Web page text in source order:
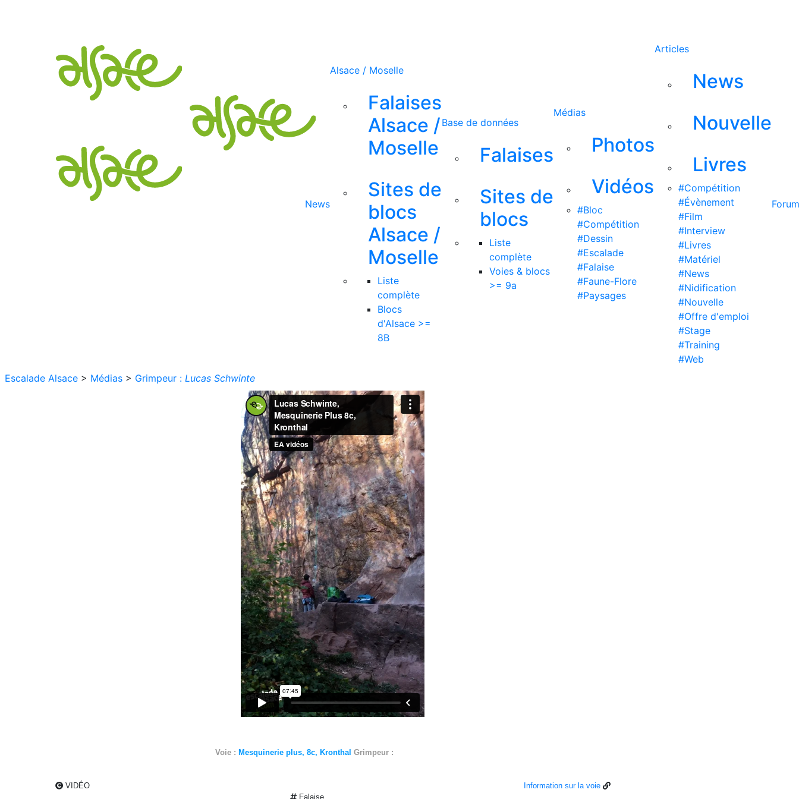
News
Alsace / Moselle
Falaises
Alsace /
Moselle
Sites de
blocs
Alsace /
Moselle
Liste
complète
Blocs
d'Alsace >=
8B
Base de données
Falaises
Sites de
blocs
Liste
complète
Voies & blocs
>= 9a
Médias
Photos
Vidéos
#Bloc
#Compétition
#Dessin
#Escalade
#Falaise
#Faune-Flore
#Paysages
Articles
News
Nouvelle
Livres
#Compétition
#Évènement
#Film
#Interview
#Livres
#Matériel
#News
#Nidification
#Nouvelle
#Offre d'emploi
#Stage
#Training
#Web
Forum
Escalade Alsace > Médias > Grimpeur : Lucas Schwinte
Voie : Mesquinerie plus, 8c, Kronthal Grimpeur :
VIDÉO
Information sur la voie
Falaise